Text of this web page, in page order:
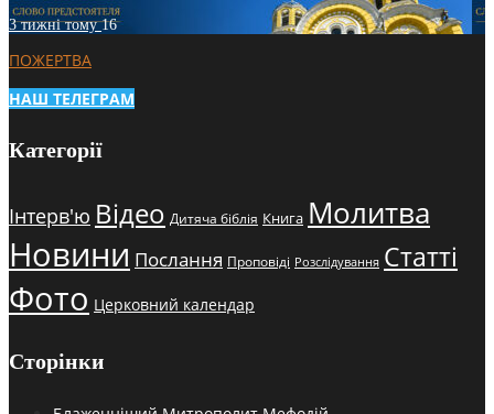
3 тижні тому16
ПОЖЕРТВА
НАШ ТЕЛЕГРАМ
Категорії
Інтерв'ю Відео Дитяча біблія Книга Молитва
Новини Послання Проповіді Розслідування Статті
Фото Церковний календар
Сторінки